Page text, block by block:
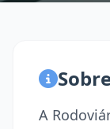
A